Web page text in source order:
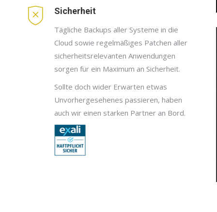
Sicherheit
Tägliche Backups aller Systeme in die
Cloud sowie regelmäßiges Patchen aller
sicherheitsrelevanten Anwendungen
sorgen für ein Maximum an Sicherheit.
Sollte doch wider Erwarten etwas
Unvorhergesehenes passieren, haben
auch wir einen starken Partner an Bord.